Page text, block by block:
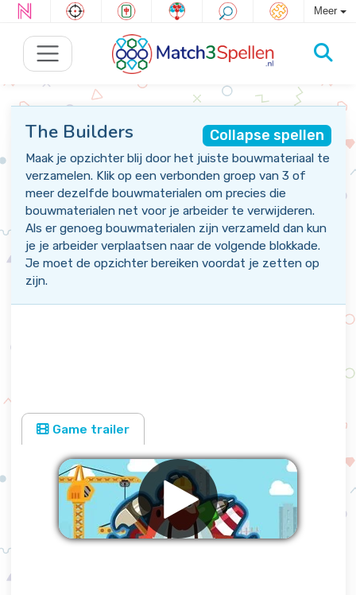
Meer
Collapse spellen
The Builders
Maak je opzichter blij door het juiste bouwmateriaal te
verzamelen. Klik op een verbonden groep van 3 of
meer dezelfde bouwmaterialen om precies die
bouwmaterialen net voor je arbeider te verwijderen.
Als er genoeg bouwmaterialen zijn verzameld dan kun
je je arbeider verplaatsen naar de volgende blokkade.
Je moet de opzichter bereiken voordat je zetten op
zijn.
Game trailer